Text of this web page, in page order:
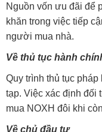
Nguồn vốn ưu đãi để
khăn trong việc tiếp
người mua nhà.
Về thủ tục hành
Quy trình thủ tục
tạp. Việc xác định đối
mua NOXH đôi khi
Về chủ đầu tư